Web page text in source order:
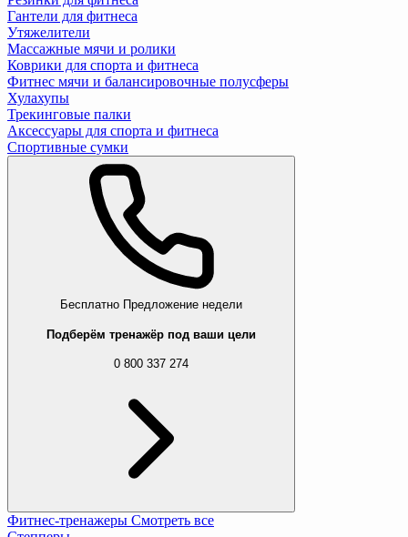
Гантели для фитнеса
Утяжелители
Массажные мячи и ролики
Коврики для спорта и фитнеса
Фитнес мячи и балансировочные полусферы
Хулахупы
Трекинговые палки
Аксессуары для спорта и фитнеса
Спортивные сумки
Бесплатно Предложение недели
Подберём тренажёр под ваши цели
0 800 337 274
Фитнес-тренажеры Смотреть все